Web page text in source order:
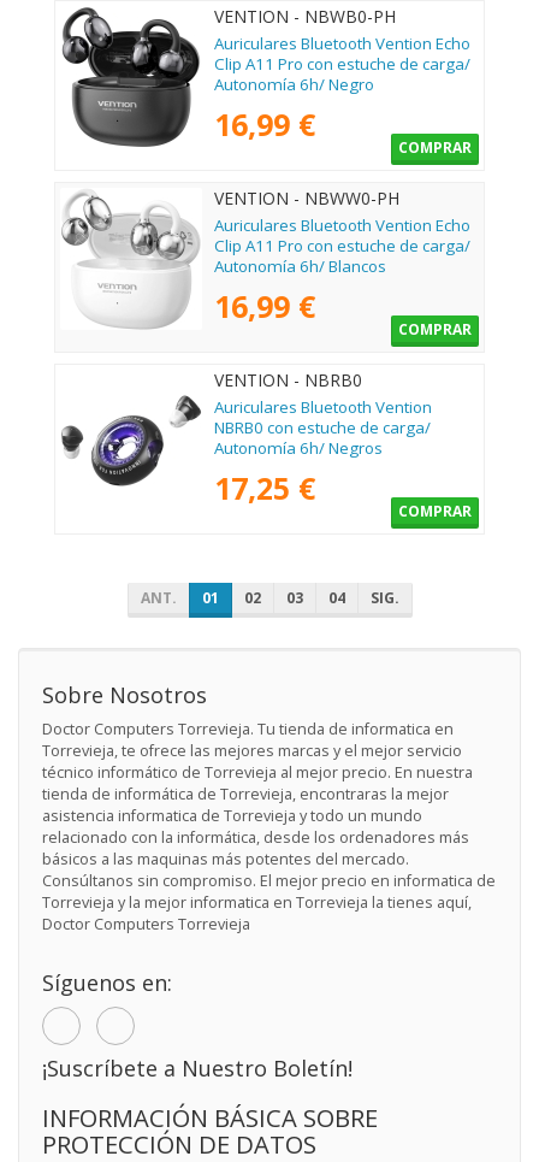
VENTION - NBWB0-PH
Auriculares Bluetooth Vention Echo
Clip A11 Pro con estuche de carga/
Autonomía 6h/ Negro
16,99 €
COMPRAR
VENTION - NBWW0-PH
Auriculares Bluetooth Vention Echo
Clip A11 Pro con estuche de carga/
Autonomía 6h/ Blancos
16,99 €
COMPRAR
VENTION - NBRB0
Auriculares Bluetooth Vention
NBRB0 con estuche de carga/
Autonomía 6h/ Negros
17,25 €
COMPRAR
ANT. 01 02 03 04 SIG.
Sobre Nosotros
Doctor Computers Torrevieja. Tu tienda de informatica en
Torrevieja, te ofrece las mejores marcas y el mejor servicio
técnico informático de Torrevieja al mejor precio. En nuestra
tienda de informática de Torrevieja, encontraras la mejor
asistencia informatica de Torrevieja y todo un mundo
relacionado con la informática, desde los ordenadores más
básicos a las maquinas más potentes del mercado.
Consúltanos sin compromiso. El mejor precio en informatica de
Torrevieja y la mejor informatica en Torrevieja la tienes aquí,
Doctor Computers Torrevieja
Síguenos en:
¡Suscríbete a Nuestro Boletín!
INFORMACIÓN BÁSICA SOBRE
PROTECCIÓN DE DATOS